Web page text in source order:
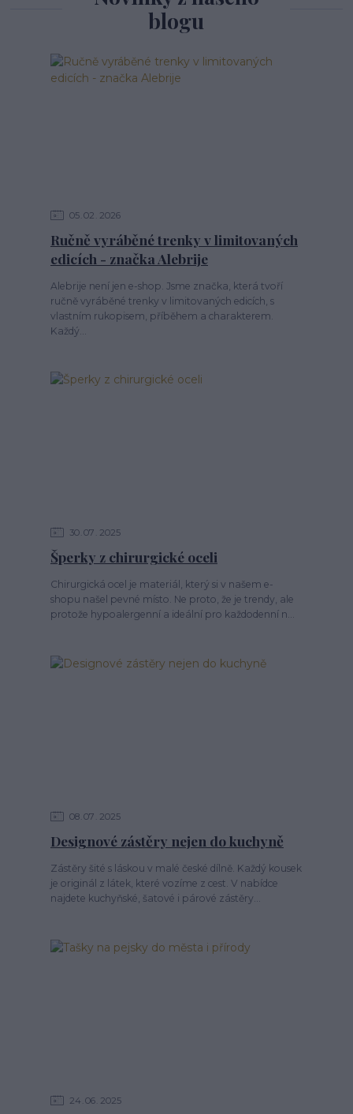
blogu
05 02 2026
Ručně vyráběné trenky v limitovaných
edicích - značka Alebrije
Alebrije není jen e-shop. Jsme značka, která tvoří
ručně vyráběné trenky v limitovaných edicích, s
vlastním rukopisem, příběhem a charakterem.
Každý...
30 07 2025
Šperky z chirurgické oceli
Chirurgická ocel je materiál, který si v našem e-
shopu našel pevné místo. Ne proto, že je trendy, ale
protože hypoalergenní a ideální pro každodenní n...
08 07 2025
Designové zástěry nejen do kuchyně
Zástěry šité s láskou v malé české dílně. Každý kousek
je originál z látek, které vozíme z cest. V nabídce
najdete kuchyňské, šatové i párové zástěry...
24 06 2025